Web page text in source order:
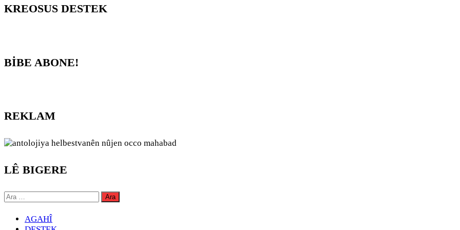
KREOSUS DESTEK
BİBE ABONE!
REKLAM
LÊ BIGERE
Arama:
AGAHÎ